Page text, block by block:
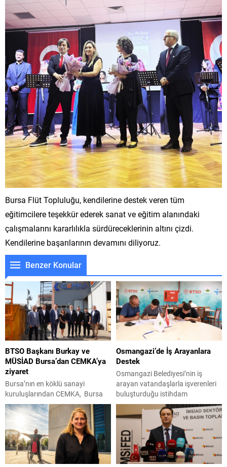
Bursa Flüt Topluluğu, kendilerine destek veren tüm
eğitimcilere teşekkür ederek sanat ve eğitim alanındaki
çalışmalarını kararlılıkla sürdüreceklerinin altını çizdi.
Kendilerine başarılarının devamını diliyoruz.
Benzer Konular
BTSO Başkanı Burkay ve
MÜSİAD Bursa’dan CEMKA’ya
ziyaret
Bursa’nın en köklü sanayi
kuruluşlarından CEMKA, Bursa
Ticaret ve Sanayi Odası (BTSO)
Başkanı İbrahim Burkay, MÜSİAD
Bursa Şube Başkanı Alparslan
Şenocak ve beraberindeki
yönetim kurulu üyelerini ağırladı.
Yaklaşık bir saat süren ziyarette,
üretim sektörünün karşı karşıya
Osmangazi’de İş Arayanlara
Destek
Osmangazi Belediyesi’nin iş
arayan vatandaşlarla işverenleri
buluşturduğu istihdam
buluşmalarının bir yenisi daha
gerçekleştirildi. Yoğun katılımın
olduğu organizasyonda
işverenlerle birebir görüşme
yapan 50 kişi yapılan
değerlendirmelerin ardından iş
sahibi oldu. Osmangazi